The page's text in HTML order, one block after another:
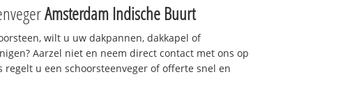
Amsterdam Indische Buurt
wilt u uw dakpannen, dakkapel of
Aarzel niet en neem direct contact met ons op
regelt u een schoorsteenveger of offerte snel en